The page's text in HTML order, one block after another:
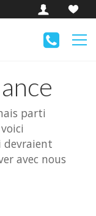
parti
devraient
avec nous